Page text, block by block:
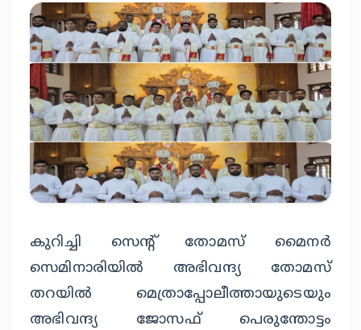
കുറിച്ചി സെൻ്റ് തോമസ് മൈനർ
സെമിനാരിയിൽ അഭിവന്ദ്യ തോമസ്
തറയിൽ മെത്രാപ്പോലീത്തായുടെയും
അഭിവന്ദ്യ ജോസഫ് പെരുന്തോട്ടം